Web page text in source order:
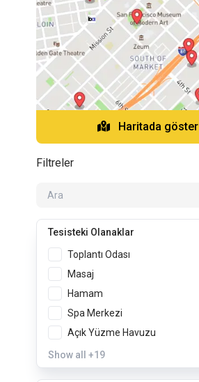
Haritada göster
Filtreler
Tesisteki Olanaklar
Toplantı Odası
Masaj
Hamam
Spa Merkezi
Açık Yüzme Havuzu
Show all +19